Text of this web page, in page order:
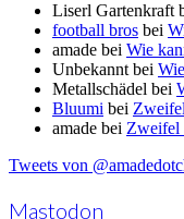
Liserl Gartenkraft
football bros bei
amade bei Wie
Unbekannt bei
Metallschädel bei
Bluumi bei
amade bei Zweifel
Tweets von
Mastodon